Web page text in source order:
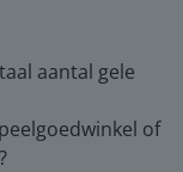
aantal gele
of